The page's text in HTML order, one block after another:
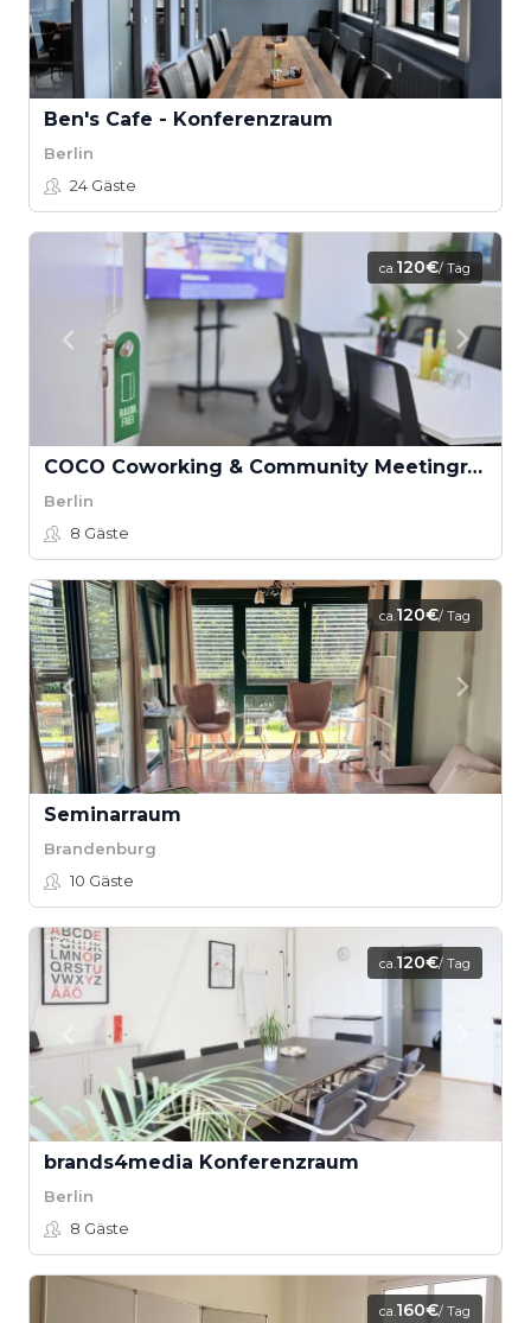
Ben's Cafe - Konferenzraum
Berlin
24 Gäste
ca.120€/ Tag
COCO Coworking & Community Meetingraum
Berlin
8 Gäste
ca.120€/ Tag
Seminarraum
Brandenburg
10 Gäste
ca.120€/ Tag
brands4media Konferenzraum
Berlin
8 Gäste
ca.160€/ Tag